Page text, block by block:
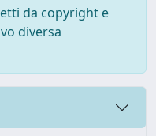
da copyright e
diversa